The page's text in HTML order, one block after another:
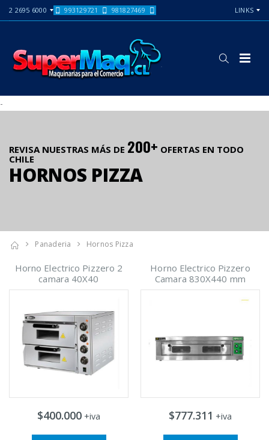
2 2695 6000 993129721 981827469 LINKS
-
REVISA NUESTRAS MÁS DE 200+ OFERTAS EN TODO
CHILE
HORNOS PIZZA
Panaderia Hornos Pizza
Horno Electrico Pizzero 2
camara 40X40
$400.000 +iva
Horno Electrico Pizzero
Camara 830X440 mm
$777.311 +iva